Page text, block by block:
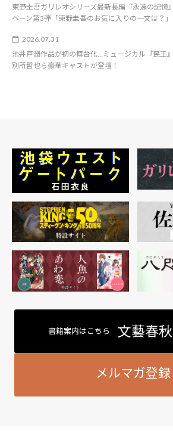
東野圭吾ガリレオシリーズ最新長編『永遠の記憶
ペーン第3弾「東野圭吾のお気に入りの一文は？」
2026.07.31
池井戸潤作品が初の舞台化…ミュージカル『民王
別所哲也ら豪華キャストが登壇！
書籍案内はこちら 文藝春
メルマガ登録